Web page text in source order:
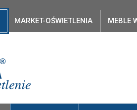
MARKET-OŚWIETLENIA MEBLE